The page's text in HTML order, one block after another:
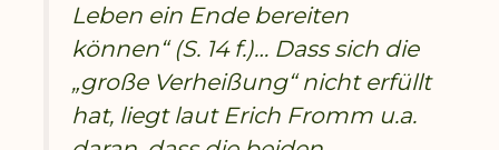
Leben ein Ende bereiten
können“ (S. 14 f.)… Dass sich die
„große Verheißung“ nicht erfüllt
hat, liegt laut Erich Fromm u.a.